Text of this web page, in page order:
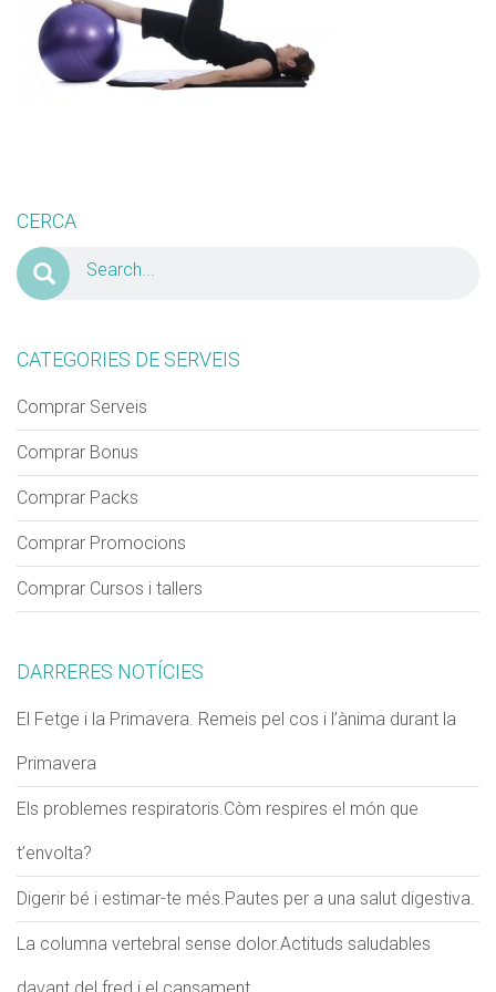
CERCA
CATEGORIES DE SERVEIS
Comprar Serveis
Comprar Bonus
Comprar Packs
Comprar Promocions
Comprar Cursos i tallers
DARRERES NOTÍCIES
El Fetge i la Primavera. Remeis pel cos i l’ànima durant la
Primavera
Els problemes respiratoris.Còm respires el món que
t’envolta?
Digerir bé i estimar-te més.Pautes per a una salut digestiva.
La columna vertebral sense dolor.Actituds saludables
Nom Cognom
Rebre novetats
Si us plau envieu-me novetats i promocions
Si us plau escriu dos dígits*